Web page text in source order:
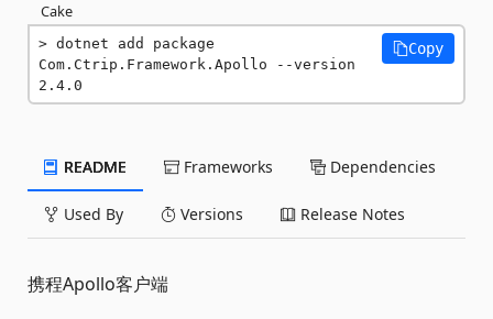
Cake
dotnet add package
Com.Ctrip.Framework.Apollo --version
2.4.0
Copy
README Frameworks Dependencies
Used By Versions Release Notes
携程Apollo客户端